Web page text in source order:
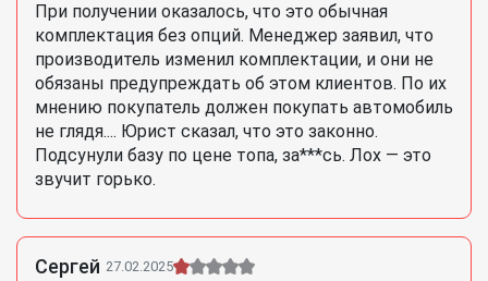
При получении оказалось, что это обычная
комплектация без опций. Менеджер заявил, что
производитель изменил комплектации, и они не
обязаны предупреждать об этом клиентов. По их
мнению покупатель должен покупать автомобиль
не глядя.... Юрист сказал, что это законно.
Подсунули базу по цене топа, за***сь. Лох — это
звучит горько.
Сергей 27.02.2025